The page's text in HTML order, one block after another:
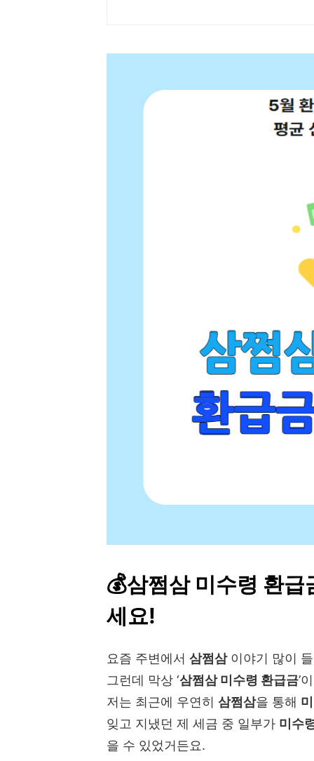
💰삼쩜삼 미수령 환
세요!
요즘 주변에서 삼쩜삼이야기 많이
그런데 막상 ‘삼쩜삼 미수령 환급금’
저는 최근에 우연히 삼쩜삼을 통해
잊고 지냈던 제 세금 중 일부가 미수
을 수 있었거든요.